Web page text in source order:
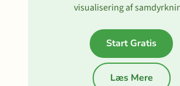
visualisering af
Start Gratis
Læs Mere